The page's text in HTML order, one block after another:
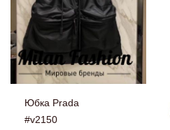
Юбка Prada
#v2150